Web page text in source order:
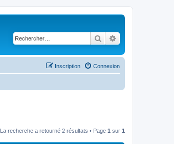
Rechercher
Connexion
Inscription
La recherche a retourné 2 résultats • Page 1 sur 1